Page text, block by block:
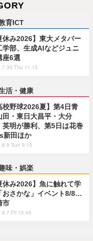
育ICT
休み2026】東大メタバー
学部、生成AIなどジュニ
座6選
Thu 11:15
活・健康
校野球2026夏】第4日青
田・東日大昌平・大分
英明が勝利、第5日は花巻
新田ほか
Sun 9:15
味・娯楽
休み2026】魚に触れて学
おさかな」イベント8/8…
市
Fri 10:45